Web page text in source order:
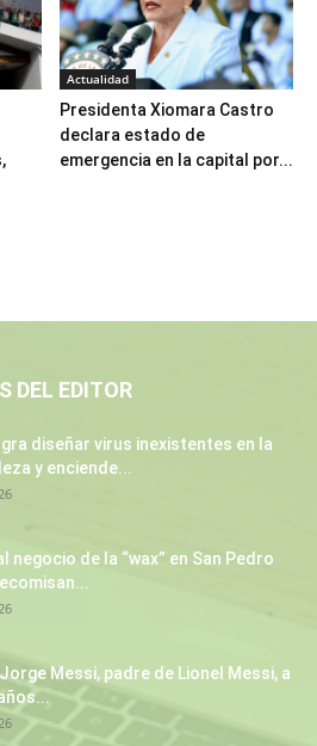
Actualidad
Presidenta Xiomara Castro
declara estado de
emergencia en la capital por...
DEL EDITOR
diseñar virus inexistentes en la
y enciende...
negocio de la “wax” en San Pedro
Messi, padre de Lionel Messi, a